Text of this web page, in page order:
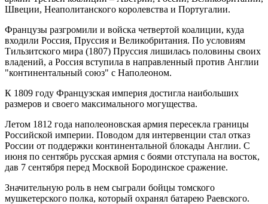
Швеции, Неаполитанского королевства и Португалии.
Французы разгромили и войска четвертой коалиции, куда
входили Россия, Пруссия и Великобритания. По условиям
Тильзитского мира (1807) Пруссия лишилась половины своих
владений, а Россия вступила в направленный против Англии
"континентальный союз" с Наполеоном.
К 1809 году Французская империя достигла наибольших
размеров и своего максимального могущества.
Летом 1812 года наполеоновская армия пересекла границы
Российской империи. Поводом для интервенции стал отказ
России от поддержки континентальной блокады Англии. С
июня по сентябрь русская армия с боями отступала на восток,
дав 7 сентября перед Москвой Бородинское сражение.
Значительную роль в нем сыграли бойцы томского
мушкетерского полка, который охранял батарею Раевского.